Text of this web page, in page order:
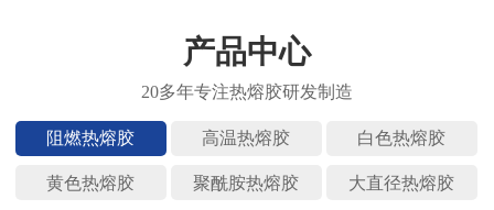
产品中心
阻燃热熔 高温热熔 白色热熔
黄色热熔 聚酰胺热 大直径热